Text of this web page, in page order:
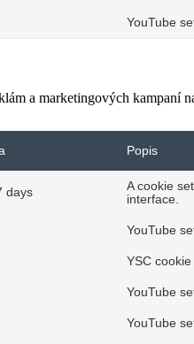
YouTube
a marketingových
Popis
days
A cookie
interface.
YouTube
YSC
YouTube
YouTube